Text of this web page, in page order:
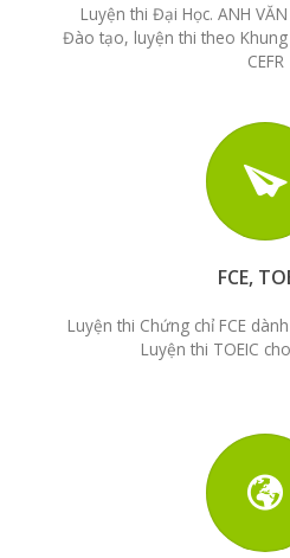
Luyện thi Đại Học. ANH
Đào tạo, luyện thi theo
CEFR
FCE,
Luyện thi Chứng chỉ FCE
Luyện thi TOEIC